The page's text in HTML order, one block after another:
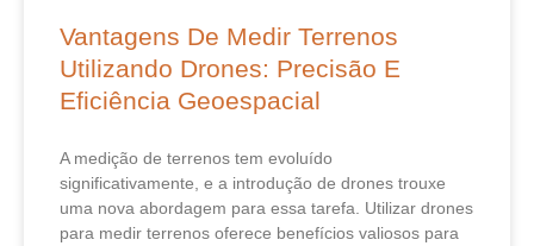
Vantagens De Medir Terrenos
Utilizando Drones: Precisão E
Eficiência Geoespacial
A medição de terrenos tem evoluído
significativamente, e a introdução de drones trouxe
uma nova abordagem para essa tarefa. Utilizar drones
para medir terrenos oferece benefícios valiosos para